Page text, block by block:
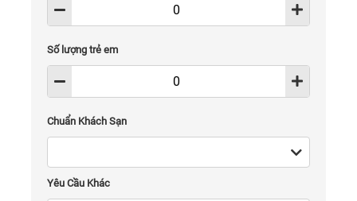
Số lượng trẻ em
Chuẩn Khách Sạn
Yêu Cầu Khác